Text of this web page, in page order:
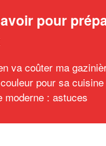
pour
va coûter ma
pour sa
moderne : astuces